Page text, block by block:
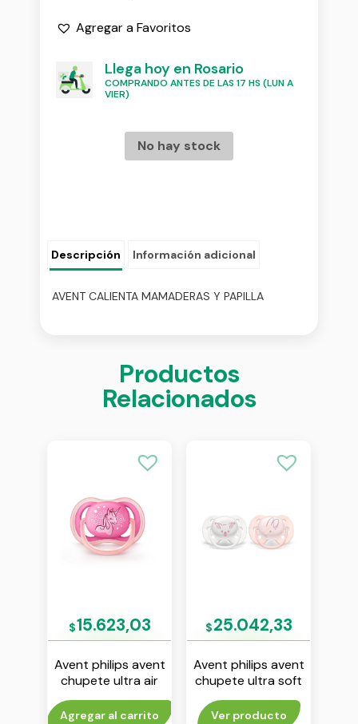
Agregar a Favoritos
Llega hoy en Rosario
COMPRANDO ANTES DE LAS 17 HS (LUN A
VIER)
No hay stock
Descripción Información adicional
AVENT CALIENTA MAMADERAS Y PAPILLA
Productos
Relacionados
$15.623,03
Avent philips avent
chupete ultra air
unicornio 6-18 m
nena env x1
Agregar al carrito
$25.042,33
Avent philips avent
chupete ultra soft
0-6 m nena env x 2
Ver producto